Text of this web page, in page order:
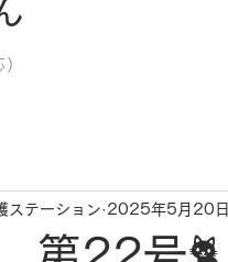
ステーション 2025年5月20日